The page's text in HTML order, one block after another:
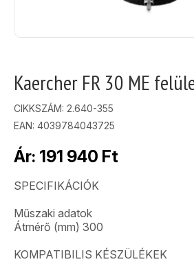
Kaercher FR 30 ME
CIKKSZÁM: 2.640-355
EAN: 4039784043725
Ár: 191 940 Ft
SPECIFIKÁCIÓK
Műszaki adatok
Átmérő (mm) 300
KOMPATIBILIS KÉSZÜLÉKEK